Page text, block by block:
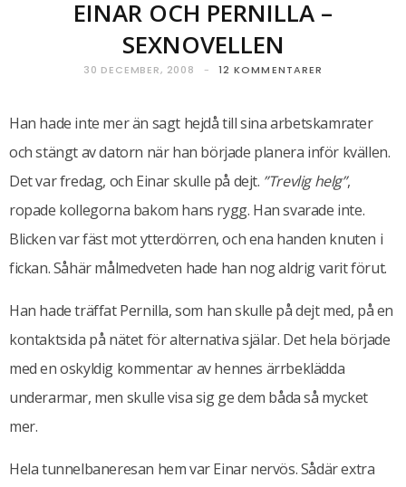
EINAR OCH PERNILLA –
SEXNOVELLEN
30 DECEMBER, 2008 12 KOMMENTARER
Han hade inte mer än sagt hejdå till sina arbetskamrater
och stängt av datorn när han började planera inför kvällen.
Det var fredag, och Einar skulle på dejt. ”Trevlig helg”,
ropade kollegorna bakom hans rygg. Han svarade inte.
Blicken var fäst mot ytterdörren, och ena handen knuten i
fickan. Såhär målmedveten hade han nog aldrig varit förut.
Han hade träffat Pernilla, som han skulle på dejt med, på en
kontaktsida på nätet för alternativa själar. Det hela började
med en oskyldig kommentar av hennes ärrbeklädda
underarmar, men skulle visa sig ge dem båda så mycket
mer.
Hela tunnelbaneresan hem var Einar nervös. Sådär extra